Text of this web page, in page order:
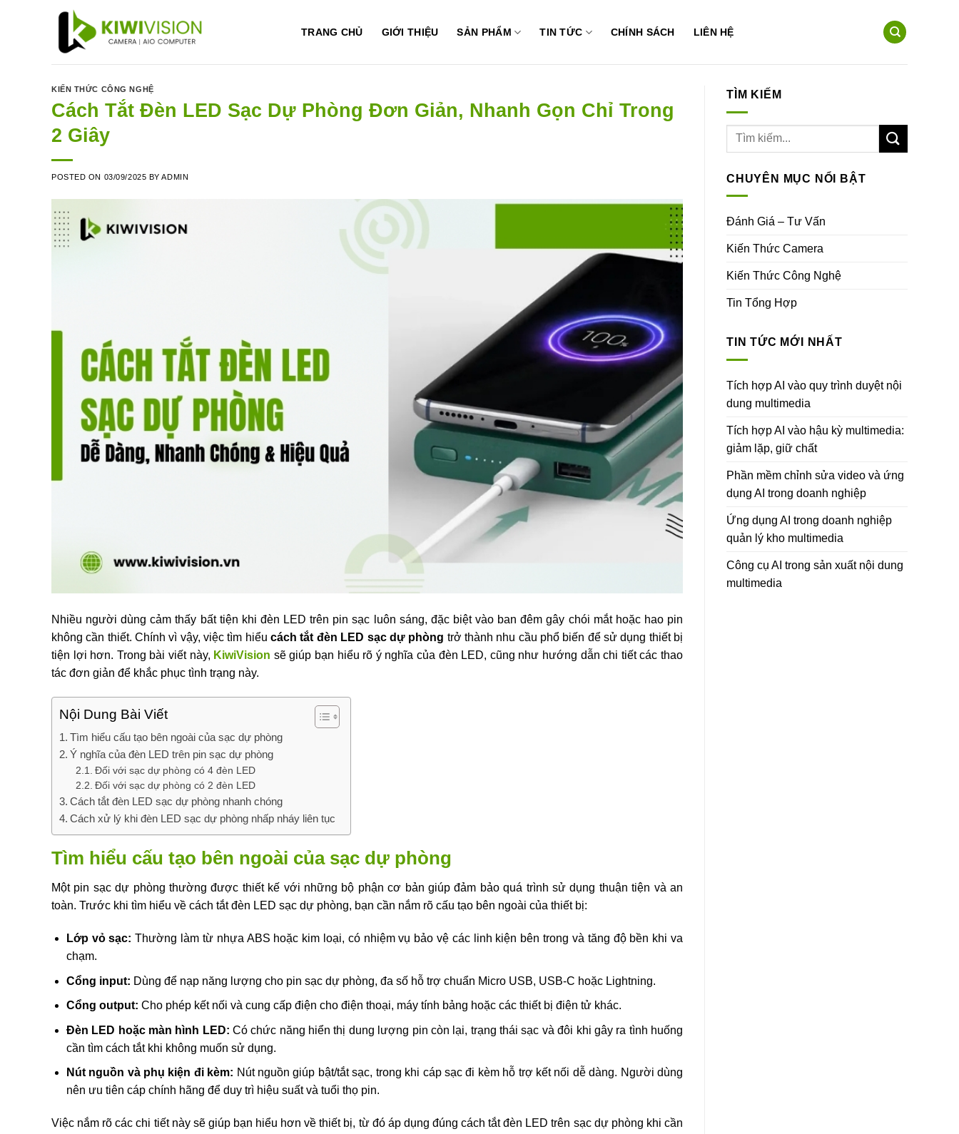
TRANG CHỦ GIỚI THIỆU SẢN PHẨM TIN TỨC CHÍNH SÁCH LIÊN HỆ
KIẾN THỨC CÔNG NGHỆ
Cách Tắt Đèn LED Sạc Dự Phòng Đơn Giản, Nhanh Gọn Chỉ Trong
2 Giây
POSTED ON 03/09/2025 BYADMIN
Nhiều người dùng cảm thấy bất tiện khi đèn LED trên pin sạc luôn sáng, đặc biệt vào ban đêm gây chói mắt hoặc hao pin
không cần thiết. Chính vì vậy, việc tìm hiểucách tắt đèn LED sạc dự phòng trở thành nhu cầu phổ biến để sử dụng thiết bị
tiện lợi hơn. Trong bài viết này, KiwiVision sẽ giúp bạn hiểu rõ ý nghĩa của đèn LED, cũng như hướng dẫn chi tiết các thao
tác đơn giản để khắc phục tình trạng này.
Nội Dung Bài Viết
Tìm hiểu cấu tạo bên ngoài của sạc dự phòng
Ý nghĩa của đèn LED trên pin sạc dự phòng
Đối với sạc dự phòng có 4 đèn LED
Đối với sạc dự phòng có 2 đèn LED
Cách tắt đèn LED sạc dự phòng nhanh chóng
Cách xử lý khi đèn LED sạc dự phòng nhấp nháy liên tục
Tìm hiểu cấu tạo bên ngoài của sạc dự phòng
Một pin sạc dự phòng thường được thiết kế với những bộ phận cơ bản giúp đảm bảo quá trình sử dụng thuận tiện và an
toàn. Trước khi tìm hiểu về cách tắt đèn LED sạc dự phòng, bạn cần nắm rõ cấu tạo bên ngoài của thiết bị:
Lớp vỏ sạc: Thường làm từ nhựa ABS hoặc kim loại, có nhiệm vụ bảo vệ các linh kiện bên trong và tăng độ bền khi va
chạm.
Cổng input: Dùng để nạp năng lượng cho pin sạc dự phòng, đa số hỗ trợ chuẩn Micro USB, USB-C hoặc Lightning.
Cổng output: Cho phép kết nối và cung cấp điện cho điện thoại, máy tính bảng hoặc các thiết bị điện tử khác.
Đèn LED hoặc màn hình LED: Có chức năng hiển thị dung lượng pin còn lại, trạng thái sạc và đôi khi gây ra tình huống
cần tìm cách tắt khi không muốn sử dụng.
Nút nguồn và phụ kiện đi kèm: Nút nguồn giúp bật/tắt sạc, trong khi cáp sạc đi kèm hỗ trợ kết nối dễ dàng. Người dùng
nên ưu tiên cáp chính hãng để duy trì hiệu suất và tuổi thọ pin.
Việc nắm rõ các chi tiết này sẽ giúp bạn hiểu hơn về thiết bị, từ đó áp dụng đúng cách tắt đèn LED trên sạc dự phòng khi cần
TÌM KIẾM
CHUYÊN MỤC NỔI BẬT
Đánh Giá – Tư Vấn
Kiến Thức Camera
Kiến Thức Công Nghệ
Tin Tổng Hợp
TIN TỨC MỚI NHẤT
Tích hợp AI vào quy trình duyệt nội
dung multimedia
Tích hợp AI vào hậu kỳ multimedia:
giảm lặp, giữ chất
Phần mềm chỉnh sửa video và ứng
dụng AI trong doanh nghiệp
Ứng dụng AI trong doanh nghiệp
quản lý kho multimedia
Công cụ AI trong sản xuất nội dung
multimedia